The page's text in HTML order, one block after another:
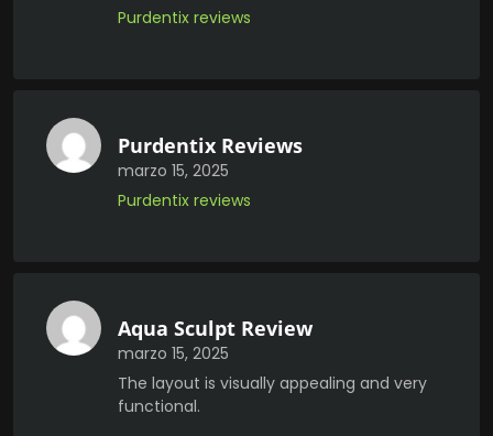
Purdentix reviews
Purdentix Reviews
marzo 15, 2025
Purdentix reviews
Aqua Sculpt Review
marzo 15, 2025
The layout is visually appealing and very
functional.